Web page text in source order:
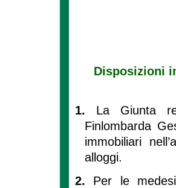
Disposizioni
1. La Giunta
Finlombarda
immobiliari
alloggi.
2. Per le